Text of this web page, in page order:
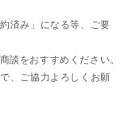
済み」になる等、ご要
談をおすすめください。
、ご協力よろしくお願